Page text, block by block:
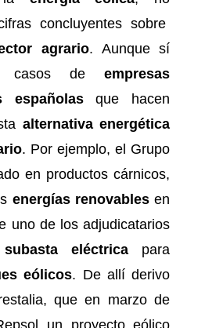
concluyentes sobre
agrario. Aunque sí
casos deempresas
españolasque hacen
alternativa energética
. Por ejemplo, el Grupo
en productos cárnicos,
energías renovablesen
uno de los adjudicatarios
subasta eléctricapara
eólicos. De allí derivo
que en marzo de
un proyecto eólico